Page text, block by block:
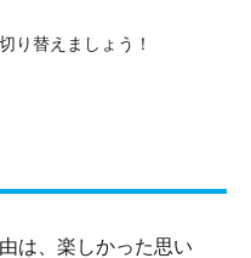
り替えましょう！
は、楽しかった思い